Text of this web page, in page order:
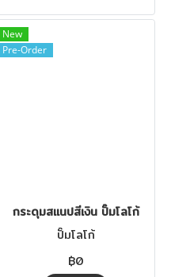
New
Pre-Order
กระดุมสแนปสีเงิน ปั๊มโลโก้
ปั๊มโลโก้
฿0